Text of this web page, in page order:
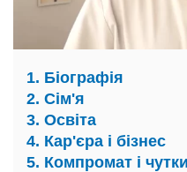
1. Біографія
2. Сім'я
3. Освіта
4. Кар'єра і бізнес
5. Компромат і чутки